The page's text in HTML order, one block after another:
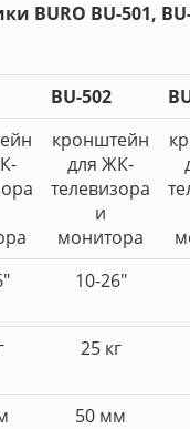
BURO BU-501,
BU-502
кронштейн
для ЖК-
телевизора
и
монитора
10-26"
25 кг
50 мм